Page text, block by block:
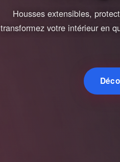
Housses extensibles,
transformez votre intérieur en